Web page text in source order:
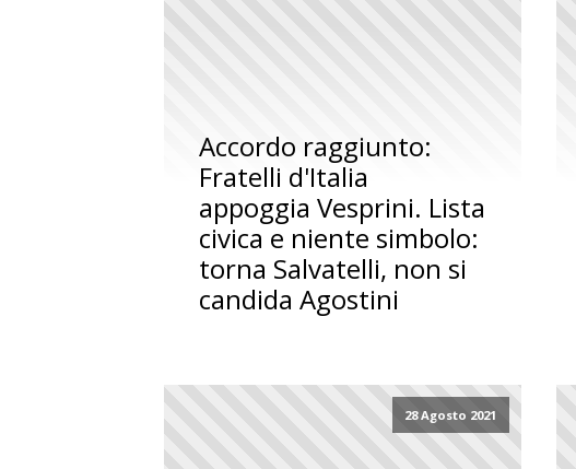
Accordo raggiunto:
Fratelli d'Italia
appoggia Vesprini. Lista
civica e niente simbolo:
torna Salvatelli, non si
candida Agostini
28 Agosto 2021